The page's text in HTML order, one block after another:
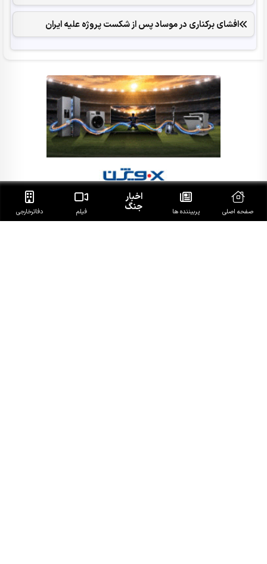
افشای برکناری در موساد پس از شکست پروژه علیه ایران
صفحه اصلی پربیننده ها
اخبار
جنگ فیلم دفاتر‌خارجی